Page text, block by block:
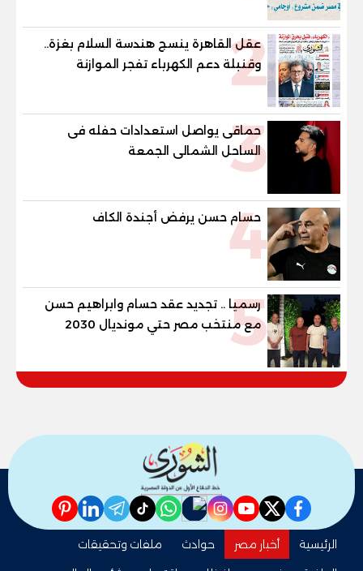
2
عقل القاهرة ينسج هندسة السلام بغزة..
وقنبلة دعم الكهرباء تفجر الموازنة
3
حماقى يواصل استعدادات حفله فى
الساحل الشمالى الجمعة
4
حسام حسن يرفض أجندة الكاف
5
رسميا .. تجديد عقد حسام وابراهيم حسن
مع منتخب مصر حتي مونديال 2030
facebook
twitter
youtube
instagram
nabd
whatsapp
tiktok
telegram
linkedin
pinterest
الرئيسية أخبار مصر حوادث
ملفات وتحقيقات